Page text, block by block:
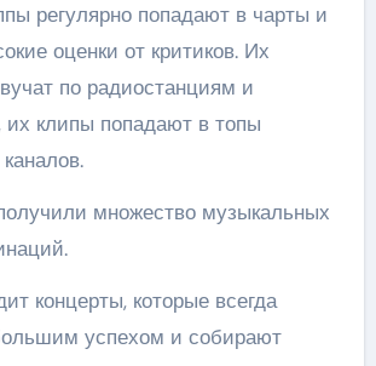
регулярно попадают в чарты и
оценки от критиков. Их
по радиостанциям и
их клипы попадают в топы
множество музыкальных
концерты, которые всегда
успехом и собирают